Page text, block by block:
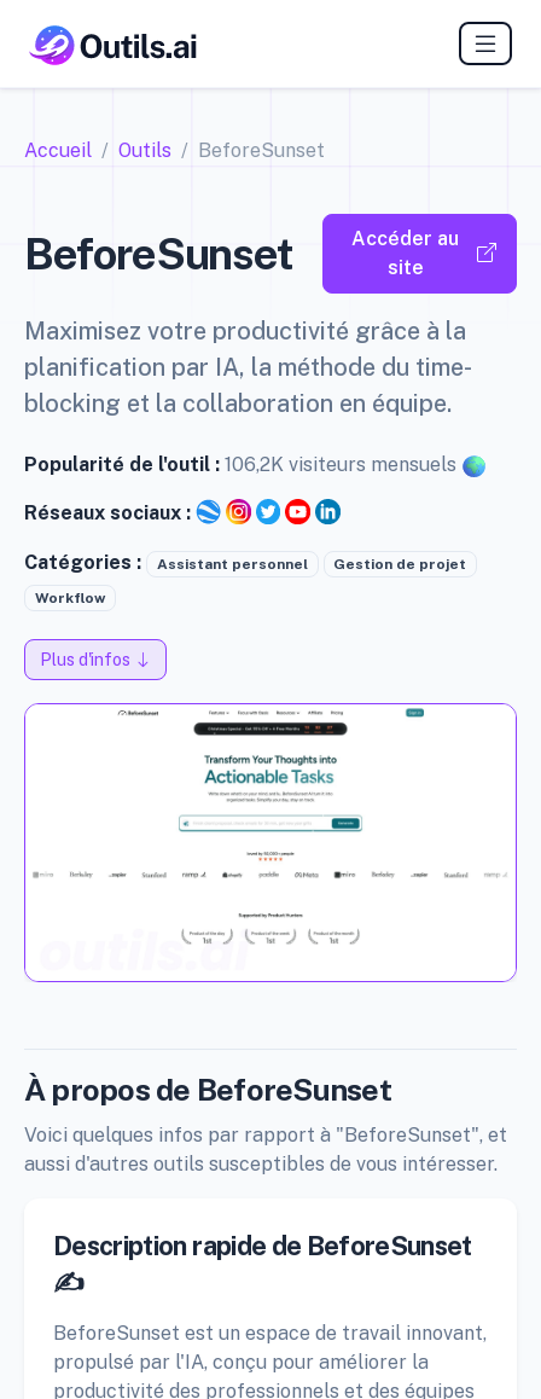
Accueil Outils BeforeSunset
BeforeSunset
Accéder au
site
Maximisez votre productivité grâce à la
planification par IA, la méthode du time-
blocking et la collaboration en équipe.
Popularité de l'outil : 106,2K visiteurs mensuels
Réseaux sociaux :
Catégories : Assistant personnel Gestion de projet
Workflow
Plus d'infos
À propos de BeforeSunset
Voici quelques infos par rapport à "BeforeSunset", et
aussi d'autres outils susceptibles de vous intéresser.
Description rapide de BeforeSunset
✍️
BeforeSunset est un espace de travail innovant,
propulsé par l'IA, conçu pour améliorer la
productivité des professionnels et des équipes